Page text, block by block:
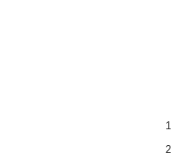
1
2